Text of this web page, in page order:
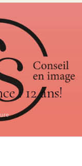
: 12 ans!